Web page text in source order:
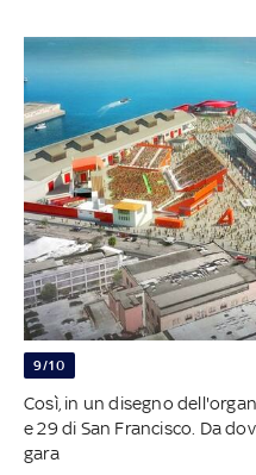
9/10
Così, in un disegno
e 29 di San Francisco. Da
gara